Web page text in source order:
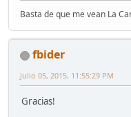
Basta de que me vean La
fbider
Julio 05, 2015, 11:55:29 PM
Gracias!